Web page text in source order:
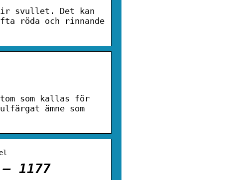
svullet. Det kan
röda och rinnande
som kallas för
ämne som
1177